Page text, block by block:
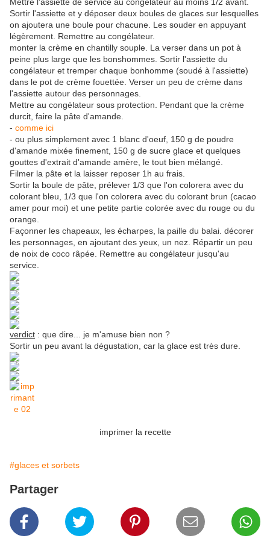
Sortir l'assiette et y déposer deux boules de glaces sur lesquelles
on ajoutera une boule pour chacune. Les souder en appuyant
légèrement. Remettre au congélateur.
monter la crème en chantilly souple. La verser dans un pot à
peine plus large que les bonshommes. Sortir l'assiette du
congélateur et tremper chaque bonhomme (soudé à l'assiette)
dans le pot de crème fouettée. Verser un peu de crème dans
l'assiette autour des personnages.
Mettre au congélateur sous protection. Pendant que la crème
durcit, faire la pâte d'amande.
- comme ici
- ou plus simplement avec 1 blanc d'oeuf, 150 g de poudre
d'amande mixée finement, 150 g de sucre glace et quelques
gouttes d'extrait d'amande amère, le tout bien mélangé.
Filmer la pâte et la laisser reposer 1h au frais.
Sortir la boule de pâte, prélever 1/3 que l'on colorera avec du
colorant bleu, 1/3 que l'on colorera avec du colorant brun (cacao
amer pour moi) et une petite partie colorée avec du rouge ou du
orange.
Façonner les chapeaux, les écharpes, la paille du balai. décorer
les personnages, en ajoutant des yeux, un nez. Répartir un peu
de noix de coco râpée. Remettre au congélateur jusqu'au
service.
verdict : que dire... je m'amuse bien non ?
Sortir un peu avant la dégustation, car la glace est très dure.
imprimer la recette
#glaces et sorbets
Partager